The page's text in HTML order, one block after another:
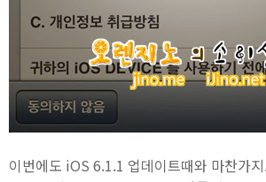
이번에도 iOS 6.1.1 업데이트때와 마찬가